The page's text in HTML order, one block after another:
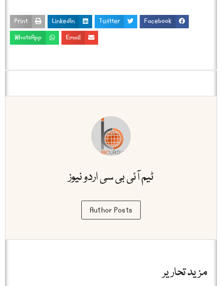
Facebook
Twitter
LinkedIn
Print
Email
WhatsApp
ٹیم آئی بی سی اردو نیوز
Author Posts
مزید تحاریر